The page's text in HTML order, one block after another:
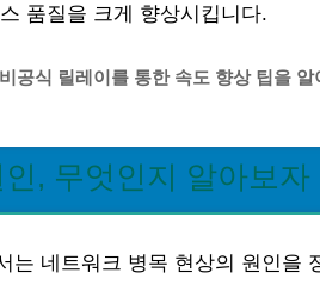
품질을 크게 향상시킵니다.
비공식 릴레이를 통한 속도 향상 팁을 알
, 무엇인지 알아보자
는 네트워크 병목 현상의 원인을